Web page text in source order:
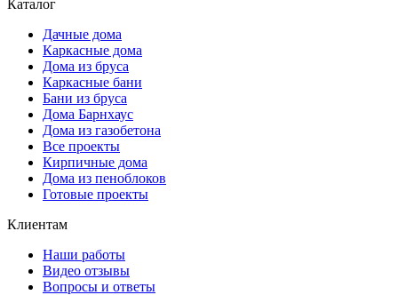
Каталог
Дачные дома
Каркасные дома
Дома из бруса
Каркасные бани
Бани из бруса
Дома Барнхаус
Дома из газобетона
Все проекты
Кирпичные дома
Дома из пеноблоков
Готовые проекты
Клиентам
Наши работы
Видео отзывы
Вопросы и ответы